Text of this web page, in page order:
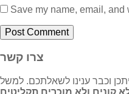
Save my name, email, and
צרו קשר